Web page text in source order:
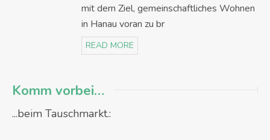
mit dem Ziel, gemeinschaftliches Wohnen
in Hanau voran zu br
READ MORE
Komm vorbei…
...beim Tauschmarkt.: